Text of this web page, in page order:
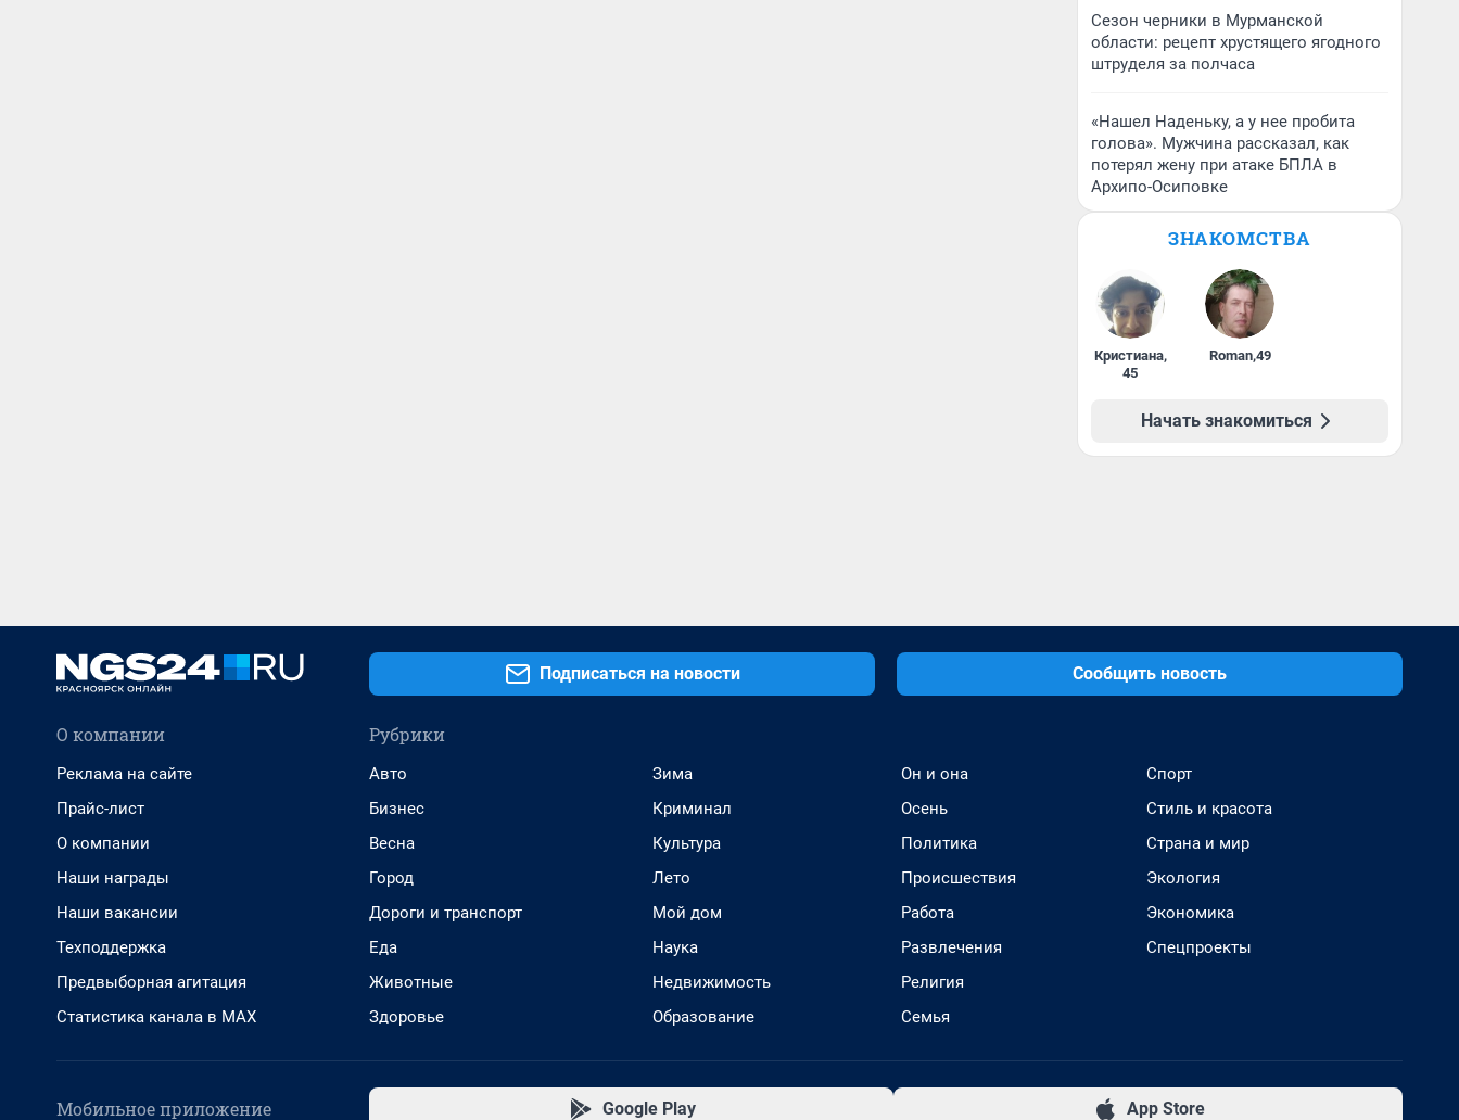
Сезон черники в Мурманской
области: рецепт хрустящего ягодного
штруделя за полчаса
«Нашел Наденьку, а у нее пробита
голова». Мужчина рассказал, как
потерял жену при атаке БПЛА в
Архипо-Осиповке
ЗНАКОМСТВА
Кристиана,
45
Roman,49
Начать знакомиться
Подписаться на новости Сообщить новость
О компании
Реклама на сайте
Прайс-лист
О компании
Наши награды
Наши вакансии
Техподдержка
Предвыборная агитация
Статистика канала в MAX
Рубрики
Авто
Бизнес
Весна
Город
Дороги и транспорт
Еда
Животные
Здоровье
Зима
Криминал
Культура
Лето
Мой дом
Наука
Недвижимость
Образование
Он и она
Осень
Политика
Происшествия
Работа
Развлечения
Религия
Семья
Спорт
Стиль и красота
Страна и мир
Экология
Экономика
Спецпроекты
Мобильное приложение Google Play App Store